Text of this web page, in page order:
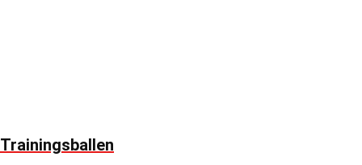
Trainingsballen